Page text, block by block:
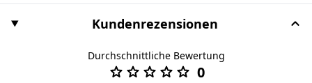
Kundenrezensionen
Durchschnittliche Bewertung
0